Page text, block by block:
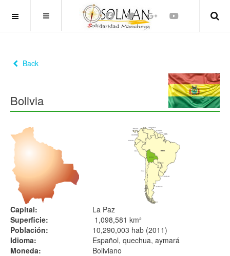
OFF CANVAS
Back
Bolivia
Capital:
La Paz
Superficie:
1,098,581 km²
Población:
10,290,003 hab (2011)
Idioma:
Español, quechua, aymará
Moneda:
Boliviano